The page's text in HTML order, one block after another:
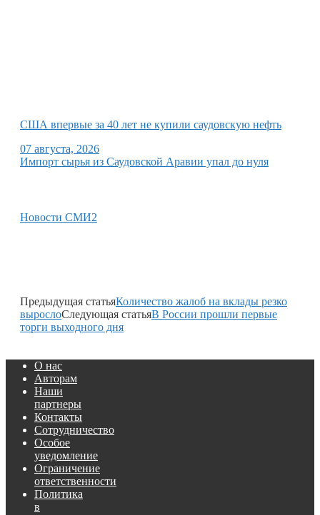
США впервые за 40 лет не купили саудовскую нефть
07 августа, 2026
Импорт сырья из Саудовской Аравии упал до нуля
Новости СМИ2
Предыдущая статьяКоличество жалоб на вклады резко
вырослоСледующая статьяВ России прошли первые
торги выходного дня
О нас
Авторам
Наши
партнеры
Контакты
Сотрудничество
Особое
уведомление
Ограничение
ответственности
Политика
в